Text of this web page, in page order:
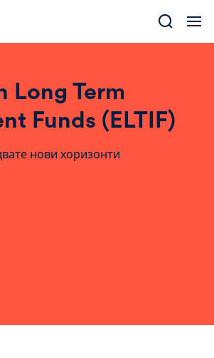
Long Term
Funds (ELTIF)
нови хоризонти